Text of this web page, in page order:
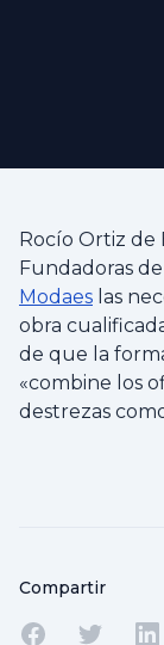
Rocío Ortiz de
Fundadoras de
Modaes las
obra
de que la
«combine los
destrezas
Compartir